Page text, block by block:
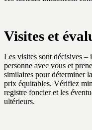
Visites et
Les visites sont décisives –
personne avec vous et
similaires pour déterminer
prix équitables. Vérifiez
registre foncier et les
ultérieurs.